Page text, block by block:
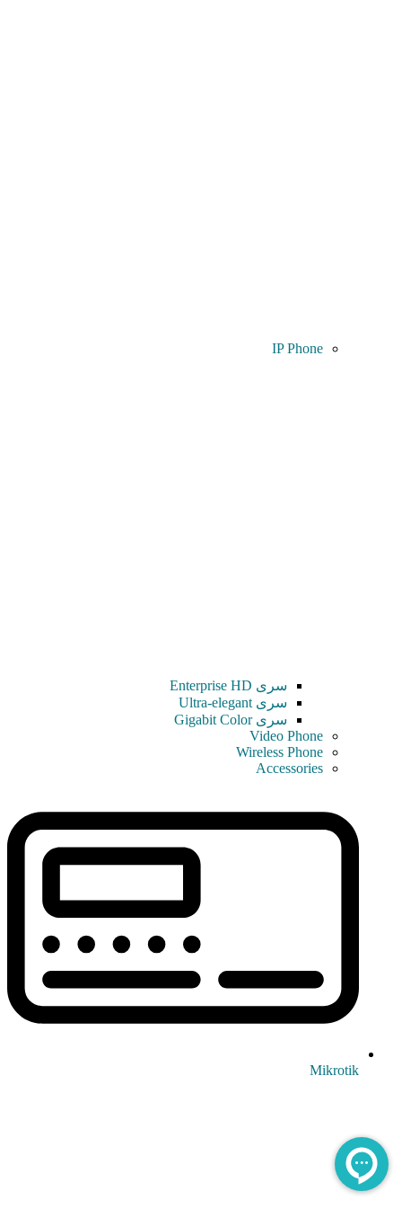
IP Phone
سری Enterprise HD
سری Ultra-elegant
سری Gigabit Color
Video Phone
Wireless Phone
Accessories
Mikrotik